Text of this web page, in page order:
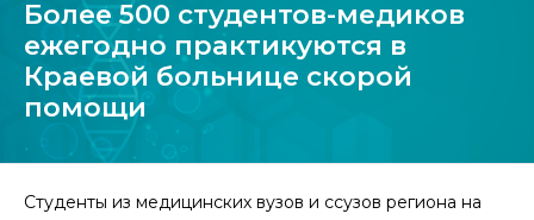
Краевой больнице скорой помощи
Более 500 студентов-медиков
ежегодно практикуются в
Краевой больнице скорой
помощи
Студенты из медицинских вузов и ссузов региона на